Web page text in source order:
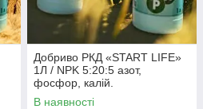
Добриво РКД «START LIFE»
1Л / NPK 5:20:5 азот,
фосфор, калій.
В наявності